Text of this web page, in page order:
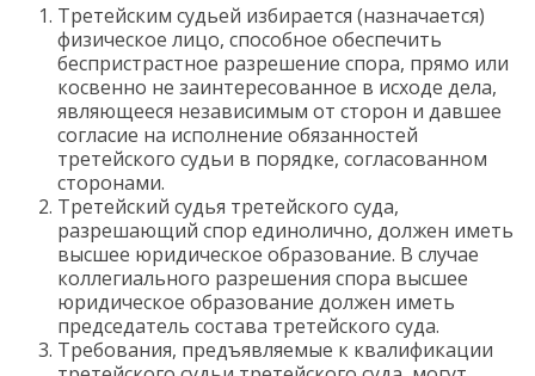
Третейским судьей избирается (назначается)
физическое лицо, способное обеспечить
беспристрастное разрешение спора, прямо или
косвенно не заинтересованное в исходе дела,
являющееся независимым от сторон и давшее
согласие на исполнение обязанностей
третейского судьи в порядке, согласованном
сторонами.
Третейский судья третейского суда,
разрешающий спор единолично, должен иметь
высшее юридическое образование. В случае
коллегиального разрешения спора высшее
юридическое образование должен иметь
председатель состава третейского суда.
Требования, предъявляемые к квалификации